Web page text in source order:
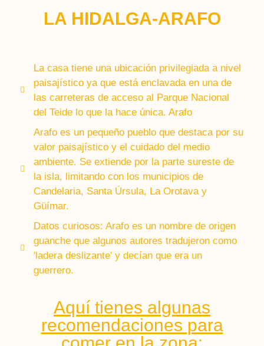
LA HIDALGA-ARAFO
La casa tiene una ubicación privilegiada a nivel
paisajístico ya que está enclavada en una de
las carreteras de acceso al Parque Nacional
del Teide lo que la hace única. Arafo
Arafo es un pequeño pueblo que destaca por su
valor paisajístico y el cuidado del medio
ambiente. Se extiende por la parte sureste de
la isla, limitando con los municipios de
Candelaria, Santa Úrsula, La Orotava y
Güímar.
Datos curiosos: Arafo es un nombre de origen
guanche que algunos autores tradujeron como
'ladera deslizante' y decían que era un
guerrero.
Aquí tienes algunas
recomendaciones para